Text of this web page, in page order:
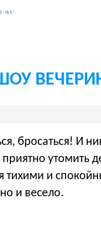
ПРОГРАММЫ
бросаться! И
утомить
тихими и
и весело.